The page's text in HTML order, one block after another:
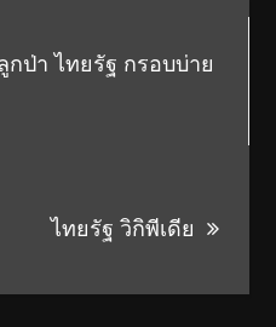
กป่า ไทยรัฐ กรอบบ่าย
ไทยรัฐ วิกิพีเดีย